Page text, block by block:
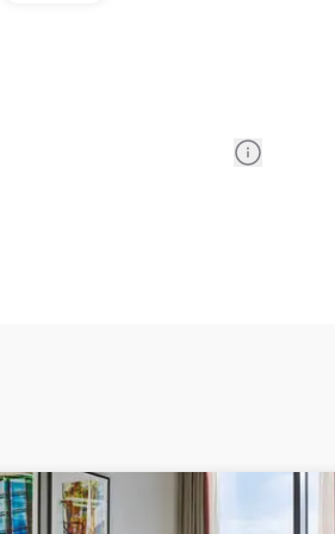
Information